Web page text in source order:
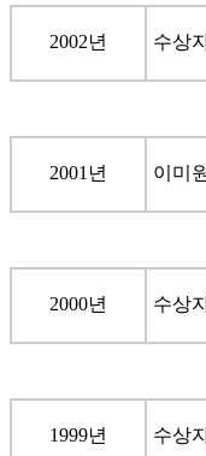
2002년 수상
2001년 이미
2000년 수상
1999년 수상